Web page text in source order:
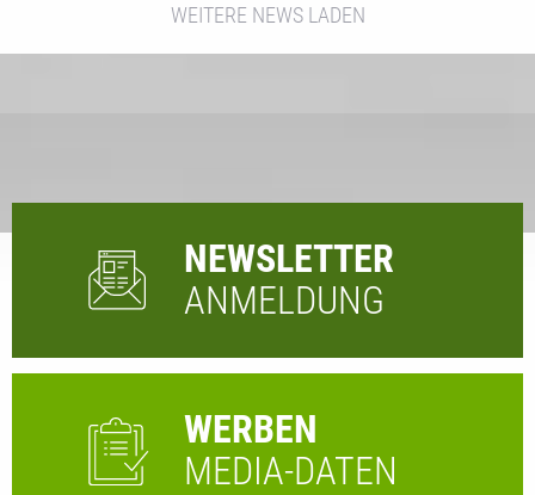
WEITERE NEWS LADEN
NEWSLETTER
ANMELDUNG
WERBEN
MEDIA-DATEN